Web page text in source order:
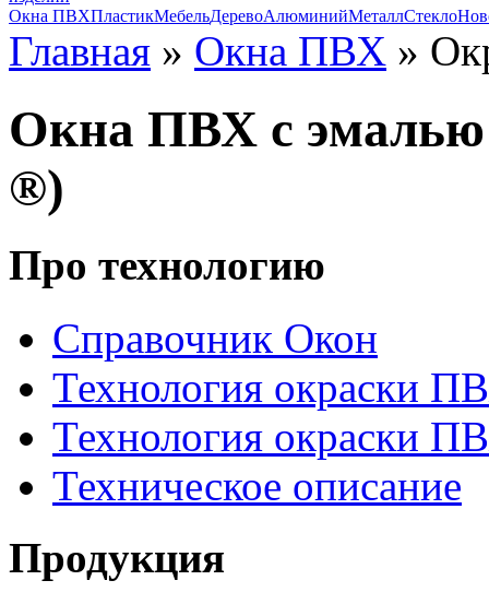
Окна ПВХПластикМебельДеревоАлюминийМеталлСтекло
Главная » Окна ПВХ »
Окна ПВХ с
®)
Про технологию
Справочник Окон
Технология окраски
Технология окраски
Техническое описание
Продукция